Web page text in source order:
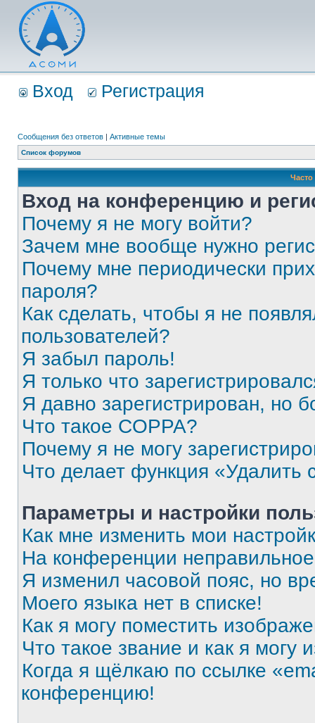
Вход Регистрация
Сообщения без ответов | Активные темы
Список форумов
Вход на конференцию и
Почему я не могу войти?
Зачем мне вообще нужно
Почему мне периодически
пароля?
Как сделать, чтобы я не
пользователей?
Я забыл пароль!
Я только что
Я давно зарегистрирован, но
Что такое COPPA?
Почему я не могу
Что делает функция «Удалить
Параметры и настройки
Как мне изменить мои
На конференции
Я изменил часовой пояс, но
Моего языка нет в списке!
Как я могу поместить
Что такое звание и как я могу
Когда я щёлкаю по ссылке
конференцию!